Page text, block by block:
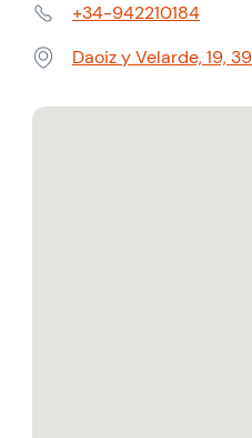
Teléfono:+34-942210184
Dirección:Daoiz y Velarde, 19,